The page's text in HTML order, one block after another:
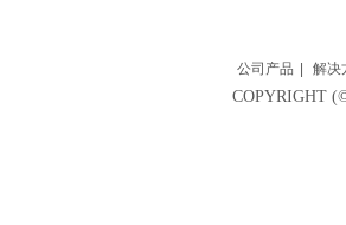
公司产品 解决
COPYRIGHT